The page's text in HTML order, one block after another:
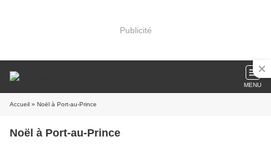
Publicité
MENU
Accueil » Noël à Port-au-Prince
Noël à Port-au-Prince